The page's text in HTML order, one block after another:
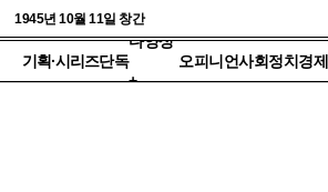
1945년 10월 11일 창간
기획·시리즈단독
다양성
+
오피니언사회정치 경제